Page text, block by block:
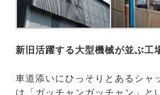
新旧活躍する大型機械が並ぶ工
車道添いにひっそりとあるシャ
は「ガッチャンガッチャン」と